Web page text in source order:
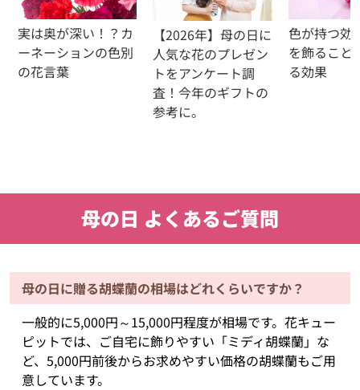
実は奥が深い！？カ
ーネーションの色別
の花言葉
【2026年】母の日に
人気な花のプレゼン
トをアンケート調
査！今年のギフトの
参考に。
色が持つ効
を飾ること
る効果
母の日 よくあるご質問
母の日に贈る胡蝶蘭の相場はどれくらいですか？
一般的に5,000円～15,000円程度が相場です。花キュー
ピットでは、ご自宅に飾りやすい「ミディ胡蝶蘭」な
ど、5,000円前後からお求めやすい価格の胡蝶蘭もご用
意しています。